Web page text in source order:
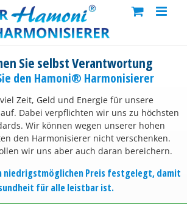
Sie selbst Verantwortung
den Hamoni® Harmonisierer
Zeit, Geld und Energie für unsere
Dabei verpflichten wir uns zu höchsten
Wir können wegen unserer hohen
den Harmonisierer nicht verschenken.
wir uns aber auch daran bereichern.
niedrigstmöglichen Preis festgelegt, damit
für alle leistbar ist.